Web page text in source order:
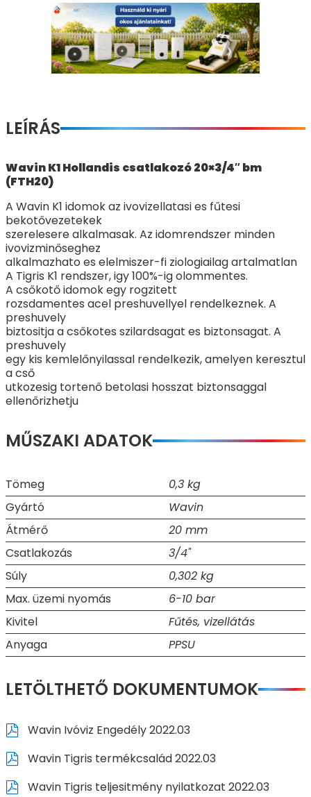
LEÍRÁS
Wavin K1 Hollandis csatlakozó 20×3/4″ bm
(FTH20)
A Wavin K1 idomok az ivovizellatasi es fűtesi
bekotővezetekek
szerelesere alkalmasak. Az idomrendszer minden
ivovizminőseghez
alkalmazhato es elelmiszer-fi ziologiailag artalmatlan
A Tigris K1 rendszer, igy 100%-ig olommentes.
A csőkotő idomok egy rogzitett
rozsdamentes acel preshuvellyel rendelkeznek. A
preshuvely
biztositja a csőkotes szilardsagat es biztonsagat. A
preshuvely
egy kis kemlelőnyilassal rendelkezik, amelyen keresztul
a cső
utkozesig tortenő betolasi hosszat biztonsaggal
ellenőrizhetju
MŰSZAKI ADATOK
Tömeg
0,3 kg
Gyártó
Wavin
Átmérő
20 mm
Csatlakozás
3/4"
Súly
0,302 kg
Max. üzemi nyomás
6-10 bar
Kivitel
Fűtés, vizellátás
Anyaga
PPSU
LETÖLTHETŐ DOKUMENTUMOK
Wavin Ivóviz Engedély 2022.03
Wavin Tigris termékcsalád 2022.03
Wavin Tigris teljesitmény nyilatkozat 2022.03